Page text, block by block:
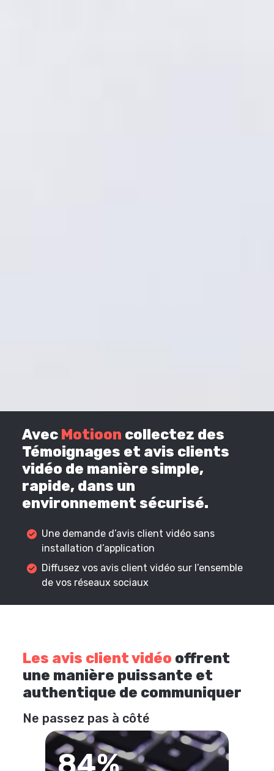
Avec Motioon collectez des
Témoignages et avis clients
vidéo de manière simple,
rapide, dans un
environnement sécurisé.
Une demande d’avis client vidéo sans
installation d’application
Diffusez vos avis client vidéo sur l’ensemble
de vos réseaux sociaux
Les avis client vidéo offrent
une manière puissante et
authentique de communiquer
Ne passez pas à côté